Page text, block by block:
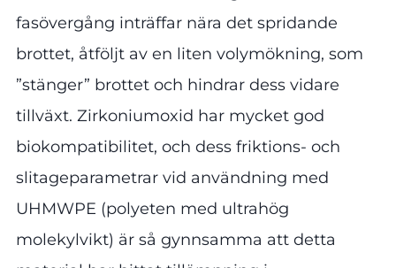
fasövergång inträffar nära det spridande
brottet, åtföljt av en liten volymökning, som
”stänger” brottet och hindrar dess vidare
tillväxt. Zirkoniumoxid har mycket god
biokompatibilitet, och dess friktions- och
slitageparametrar vid användning med
UHMWPE (polyeten med ultrahög
molekylvikt) är så gynnsamma att detta